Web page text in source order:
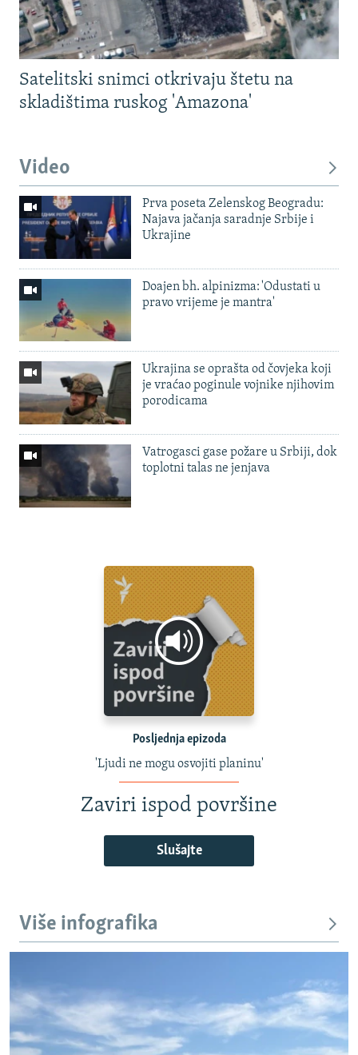
Satelitski snimci otkrivaju štetu na
skladištima ruskog 'Amazona'
Video
Prva poseta Zelenskog Beogradu:
Najava jačanja saradnje Srbije i
Ukrajine
Doajen bh. alpinizma: 'Odustati u
pravo vrijeme je mantra'
Ukrajina se oprašta od čovjeka koji
je vraćao poginule vojnike njihovim
porodicama
Vatrogasci gase požare u Srbiji, dok
toplotni talas ne jenjava
Posljednja epizoda
'Ljudi ne mogu osvojiti planinu'
Zaviri ispod površine
Slušajte
Više infografika